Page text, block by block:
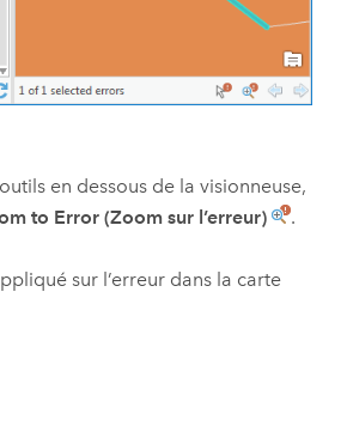
en dessous de la visionneuse,
to Error (Zoom sur l’erreur) .
sur l’erreur dans la carte